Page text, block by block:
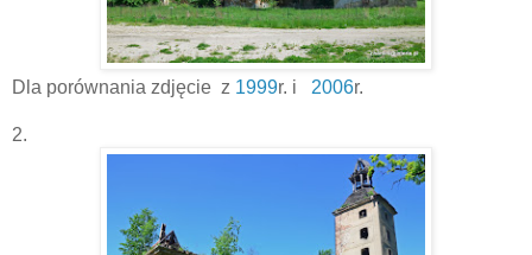
Dla porównania zdjęcie z 1999r. i 2006r.
2.